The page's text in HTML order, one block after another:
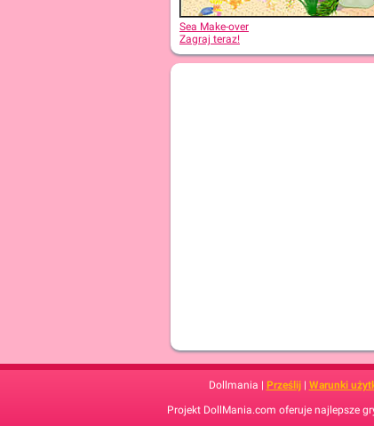
Sea Make-over
Zagraj teraz!
Dollmania | Prześlij| Warunki
Projekt DollMania.com oferuje najlepsze